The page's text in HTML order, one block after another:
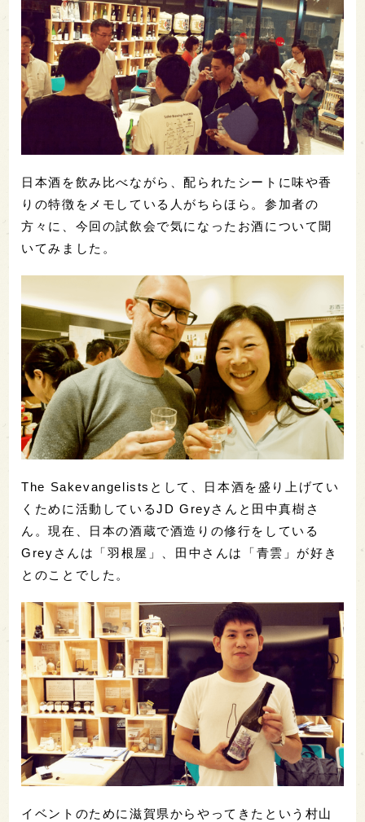
日本酒を飲み比べながら、配られたシートに味や香
りの特徴をメモしている人がちらほら。参加者の
方々に、今回の試飲会で気になったお酒について聞
いてみました。
The Sakevangelistsとして、日本酒を盛り上げてい
くために活動しているJD Greyさんと田中真樹さ
ん。現在、日本の酒蔵で酒造りの修行をしている
Greyさんは「羽根屋」、田中さんは「青雲」が好き
とのことでした。
イベントのために滋賀県からやってきたという村山